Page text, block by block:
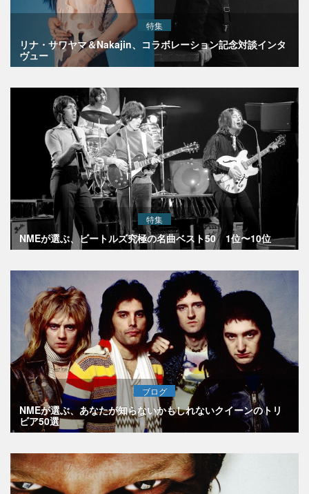
特集
リナ・サワヤマ＆Nakajin、コラボレーション記念対談インタ
ヴュー
特集
NMEが選ぶ、ビートルズ究極の名曲ベスト50 1位〜10位
ブログ
NMEが選ぶ、あなたが知らないかもしれないクイーンのトリ
ビア50選